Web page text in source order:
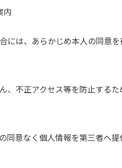
内
は、あらかじめ本人の同意を
不正アクセス等を防止するた
意なく個人情報を第三者へ提